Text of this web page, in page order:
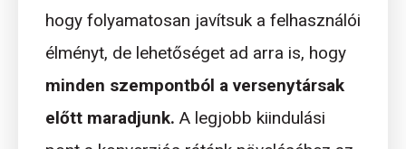
hogy folyamatosan javítsuk a felhasználói
élményt, de lehetőséget ad arra is, hogy
minden szempontból a versenytársak
előtt maradjunk. A legjobb kiindulási